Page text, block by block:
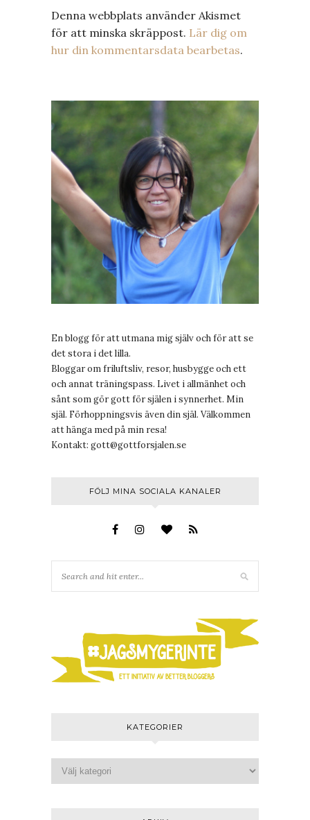
Denna webbplats använder Akismet
för att minska skräppost. Lär dig om
hur din kommentarsdata bearbetas.
En blogg för att utmana mig själv och för att se
det stora i det lilla.
Bloggar om friluftsliv, resor, husbygge och ett
och annat träningspass. Livet i allmänhet och
sånt som gör gott för själen i synnerhet. Min
själ. Förhoppningsvis även din själ. Välkommen
att hänga med på min resa!
Kontakt: gott@gottforsjalen.se
FÖLJ MINA SOCIALA KANALER
KATEGORIER